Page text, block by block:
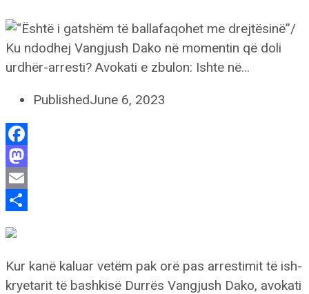
PublishedJune 6, 2023
Facebook
Mastodon
Email
Kur kanë kaluar vetëm pak orë pas arrestimit të ish-
kryetarit të bashkisë Durrës Vangjush Dako, avokati